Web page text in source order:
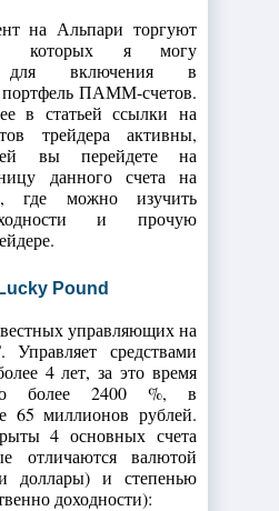
на Альпари торгуют
которых я могу
для включения в
ПАММ-счетов.
в статьей ссылки на
трейдера активны,
вы перейдете на
данного счета на
где можно изучить
и прочую
Pound
управляющих на
средствами
4 лет, за это время
более 2400 %, в
65 миллионов рублей.
4 основных счета
отличаются валютой
доллары) и степенью
доходности):